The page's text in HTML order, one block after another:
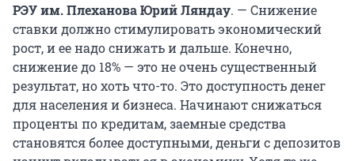
РЭУ им. Плеханова Юрий Ляндау. — Снижение
ставки должно стимулировать экономический
рост, и ее надо снижать и дальше. Конечно,
снижение до 18% — это не очень существенный
результат, но хоть что-то. Это доступность денег
для населения и бизнеса. Начинают снижаться
проценты по кредитам, заемные средства
становятся более доступными, деньги с депозитов